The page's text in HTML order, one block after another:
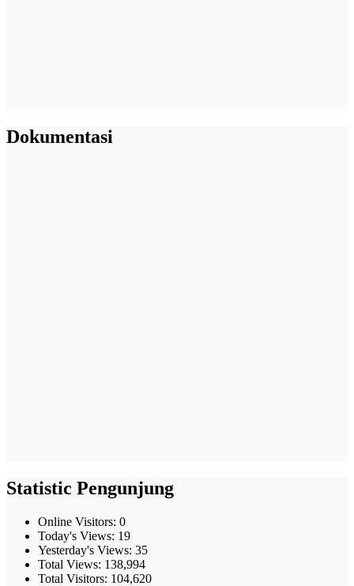
Dokumentasi
Statistic Pengunjung
Online Visitors: 0
Today's Views: 19
Yesterday's Views: 35
Total Views: 138,994
Total Visitors: 104,620